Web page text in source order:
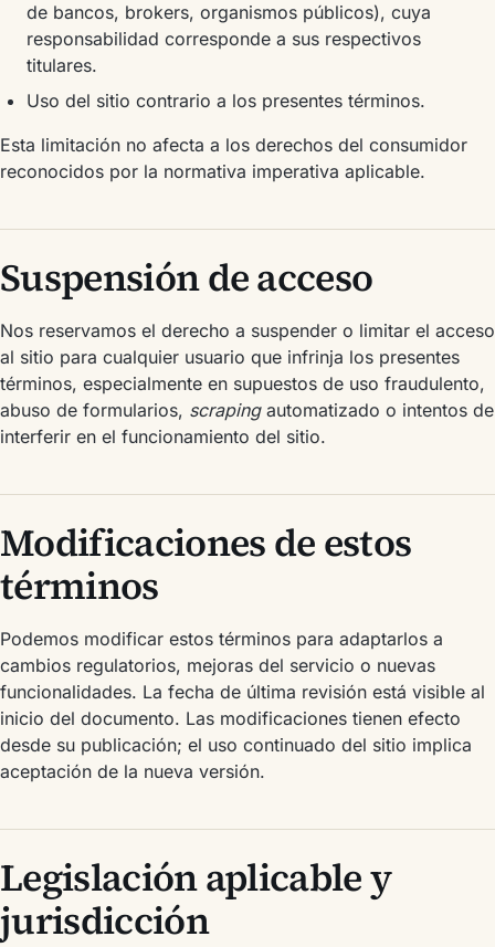
de bancos, brokers, organismos públicos), cuya
responsabilidad corresponde a sus respectivos
titulares.
Uso del sitio contrario a los presentes términos.
Esta limitación no afecta a los derechos del consumidor
reconocidos por la normativa imperativa aplicable.
Suspensión de acceso
Nos reservamos el derecho a suspender o limitar el acceso
al sitio para cualquier usuario que infrinja los presentes
términos, especialmente en supuestos de uso fraudulento,
abuso de formularios, scrapingautomatizado o intentos de
interferir en el funcionamiento del sitio.
Modificaciones de estos
términos
Podemos modificar estos términos para adaptarlos a
cambios regulatorios, mejoras del servicio o nuevas
funcionalidades. La fecha de última revisión está visible al
inicio del documento. Las modificaciones tienen efecto
desde su publicación; el uso continuado del sitio implica
aceptación de la nueva versión.
Legislación aplicable y
jurisdicción